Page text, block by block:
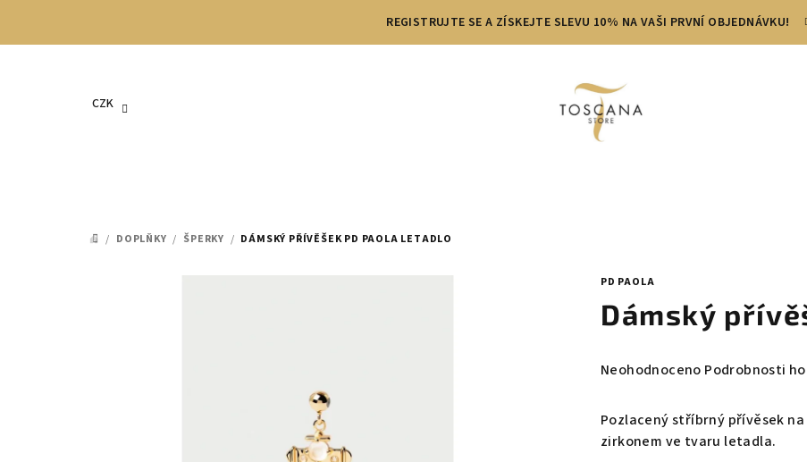
REGISTRUJTE SE A ZÍSKEJTE SLEVU 10% NA VAŠI PRVNÍ OBJEDNÁVKU!
CZK
DOMŮ
/ DOPLŇKY / ŠPERKY / DÁMSKÝ PŘÍVĚŠEK PD PAOLA LETADLO
PD PAOLA
Dámský
Průměrné
produktu
je
Neohodnoceno Podrobnosti
Pozlacený stříbrný přívěsek
zirkonem ve tvaru letadla.